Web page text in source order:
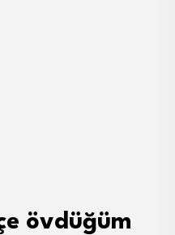
övdüğüm